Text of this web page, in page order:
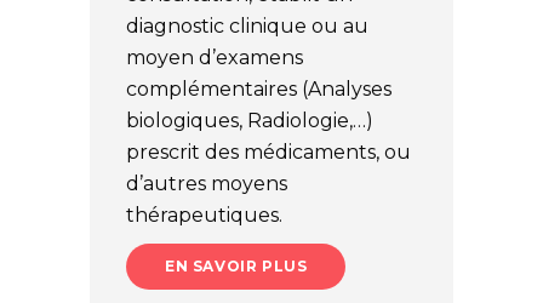
diagnostic clinique ou au
moyen d’examens
complémentaires (Analyses
biologiques, Radiologie,…)
prescrit des médicaments, ou
d’autres moyens
thérapeutiques.
EN SAVOIR PLUS